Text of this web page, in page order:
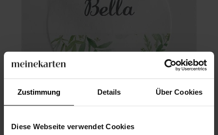
Zustimmung Details Über Cookies
Diese Webseite verwendet Cookies